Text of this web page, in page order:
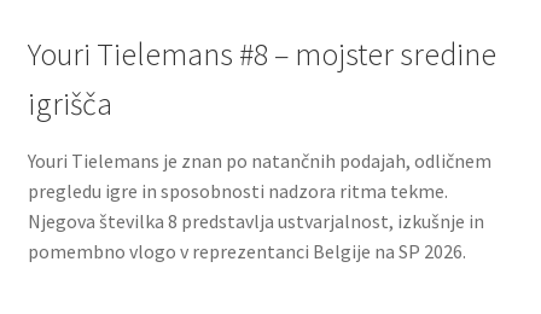
Youri Tielemans #8 – mojster sredine
igrišča
Youri Tielemans je znan po natančnih podajah, odličnem
pregledu igre in sposobnosti nadzora ritma tekme.
Njegova številka 8 predstavlja ustvarjalnost, izkušnje in
pomembno vlogo v reprezentanci Belgije na SP 2026.